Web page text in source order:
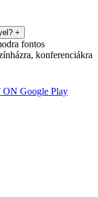
+
fontos
konferenciákra
ON Google Play